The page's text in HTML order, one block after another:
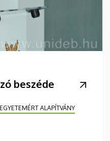
beszéde
ALAPÍTVÁNY